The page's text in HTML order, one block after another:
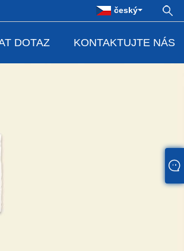
český
DOTAZ KONTAKTUJTE NÁS